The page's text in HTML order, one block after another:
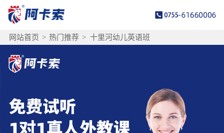
网站首页 > 热门推荐 > 十里河幼儿英语班